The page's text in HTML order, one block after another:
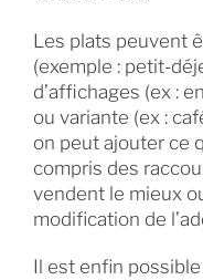
Les plats peuvent
(exemple : petit-
d’affichages (ex :
ou variante (ex :
on peut ajouter ce
compris des
vendent le mieux
modification de
Il est enfin